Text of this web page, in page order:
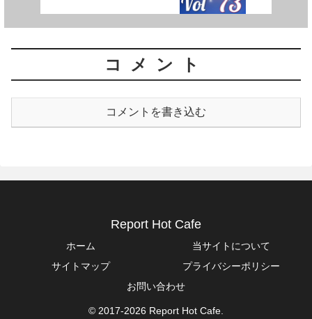
コメント
コメントを書き込む
Report Hot Cafe
ホーム
当サイトについて
サイトマップ
プライバシーポリシー
お問い合わせ
© 2017-2026 Report Hot Cafe.